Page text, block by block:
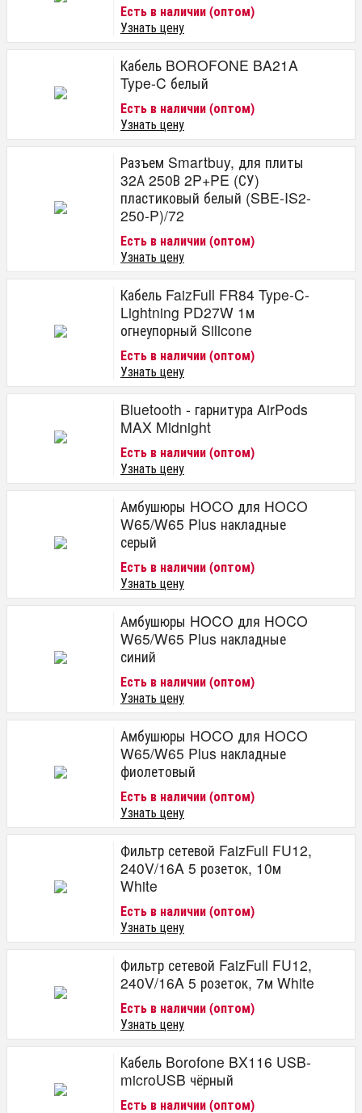
Есть в наличии (оптом)
Узнать цену
Кабель BOROFONE BA21A
Type-C белый
Есть в наличии (оптом)
Узнать цену
Разъем Smartbuy, для плиты
32А 250В 2P+PE (СУ)
пластиковый белый (SBE-IS2-
250-P)/72
Есть в наличии (оптом)
Узнать цену
Кабель FaizFull FR84 Type-C-
Lightning PD27W 1м
огнеупорный Silicone
Есть в наличии (оптом)
Узнать цену
Bluetooth - гарнитура AirPods
MAX Midnight
Есть в наличии (оптом)
Узнать цену
Амбушюры HOCO для HOCO
W65/W65 Plus накладные
серый
Есть в наличии (оптом)
Узнать цену
Амбушюры HOCO для HOCO
W65/W65 Plus накладные
синий
Есть в наличии (оптом)
Узнать цену
Амбушюры HOCO для HOCO
W65/W65 Plus накладные
фиолетовый
Есть в наличии (оптом)
Узнать цену
Фильтр сетевой FaizFull FU12,
240V/16A 5 розеток, 10м
White
Есть в наличии (оптом)
Узнать цену
Фильтр сетевой FaizFull FU12,
240V/16A 5 розеток, 7м White
Есть в наличии (оптом)
Узнать цену
Кабель Borofone BX116 USB-
microUSB чёрный
Есть в наличии (оптом)